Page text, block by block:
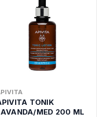
TONIK
MED 200 ML